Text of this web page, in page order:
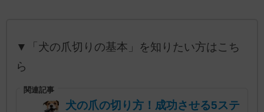
▼「犬の爪切りの基本」を知りたい方はこち
ら
関連記事
犬の爪の切り方！成功させる5ステ